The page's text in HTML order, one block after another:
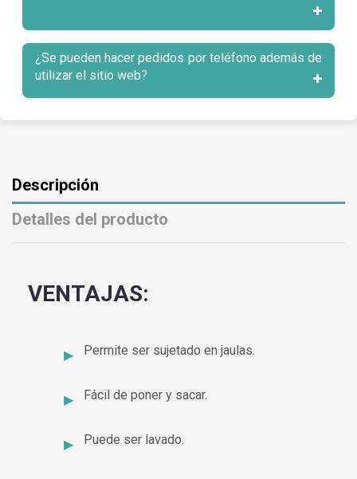
¿Se pueden hacer pedidos por teléfono además de
utilizar el sitio web?
Descripción
Detalles del producto
VENTAJAS:
Permite ser sujetado en jaulas.
Fácil de poner y sacar.
Puede ser lavado.